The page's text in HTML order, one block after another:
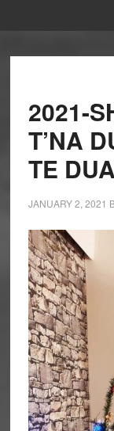
2021-
T’NA
TE
JANUARY 2, 2021